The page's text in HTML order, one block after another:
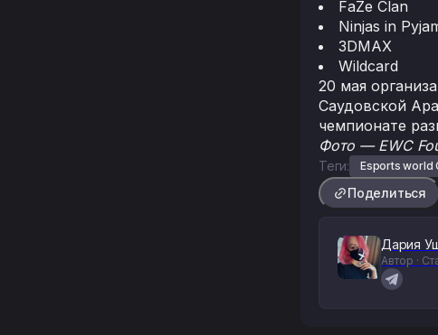
FaZe Clan
Ninjas in
3DMAX
Wildcard
20 мая
Саудовской
чемпионате
Фото — EWC
Теги: Esports world
Поделиться
Дария
Автор ·